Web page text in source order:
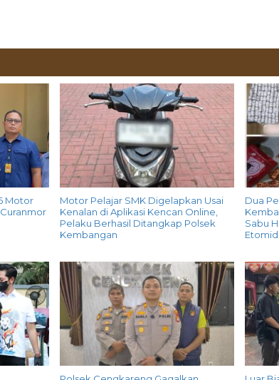
Motor
Motor Pelajar SMK Digelapkan Usai
Kenalan di Aplikasi Kencan Online,
Pelaku Berhasil Ditangkap Polsek
Kembangan
Dua
Sabu